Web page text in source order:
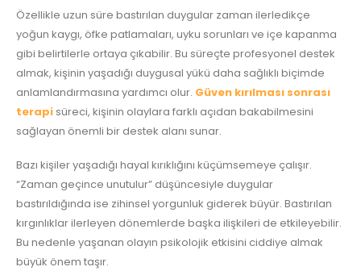
Özellikle uzun süre bastırılan duygular zaman ilerledikçe
yoğun kaygı, öfke patlamaları, uyku sorunları ve içe kapanma
gibi belirtilerle ortaya çıkabilir. Bu süreçte profesyonel destek
almak, kişinin yaşadığı duygusal yükü daha sağlıklı biçimde
anlamlandırmasına yardımcı olur. Güven kırılması sonrası
terapi süreci, kişinin olaylara farklı açıdan bakabilmesini
sağlayan önemli bir destek alanı sunar.
Bazı kişiler yaşadığı hayal kırıklığını küçümsemeye çalışır.
“Zaman geçince unutulur” düşüncesiyle duygular
bastırıldığında ise zihinsel yorgunluk giderek büyür. Bastırılan
kırgınlıklar ilerleyen dönemlerde başka ilişkileri de etkileyebilir.
Bu nedenle yaşanan olayın psikolojik etkisini ciddiye almak
büyük önem taşır.